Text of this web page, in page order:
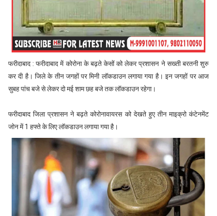
फरीदाबाद : फरीदाबाद में कोरोना के बढ़ते केसों को लेकर प्रशासन ने सख्ती बरतनी शुरु
कर दी है। जिले के तीन जगहों पर मिनी लॉकडाउन लगाया गया है। इन जगहों पर आज
सुबह पांच बजे से लेकर दो मई शाम छह बजे तक लॉकडाउन रहेगा।
फरीदाबाद जिला प्रशासन ने बढ़ते कोरोनावायरस को देखते हुए तीन माइक्रो कंटेनमेंट
जोन में 1 हफ्ते के लिए लॉकडाउन लगाया गया है।